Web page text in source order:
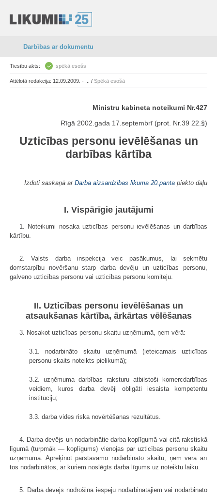
Darbības ar dokumentu
Tiesību akts: spēkā esošs
Attēlotā redakcija: 12.09.2009. - ... / Spēkā esošā
Ministru kabineta noteikumi Nr.427
Rīgā 2002.gada 17.septembrī (prot. Nr.39 22.§)
Uzticības personu ievēlēšanas un
darbības kārtība
Izdoti saskaņā ar Darba aizsardzības likuma 20.panta piekto daļu
I. Vispārīgie jautājumi
1. Noteikumi nosaka uzticības personu ievēlēšanas un darbības
kārtību.
2. Valsts darba inspekcija veic pasākumus, lai sekmētu
domstarpību novēršanu starp darba devēju un uzticības personu,
galveno uzticības personu vai uzticības personu komiteju.
II. Uzticības personu ievēlēšanas un
atsaukšanas kārtība, ārkārtas vēlēšanas
3. Nosakot uzticības personu skaitu uzņēmumā, ņem vērā:
3.1. nodarbināto skaitu uzņēmumā (ieteicamais uzticības
personu skaits noteikts pielikumā);
3.2. uzņēmuma darbības raksturu atbilstoši komercdarbības
veidiem, kuros darba devēji obligāti iesaista kompetentu
institūciju;
3.3. darba vides riska novērtēšanas rezultātus.
4. Darba devējs un nodarbinātie darba koplīgumā vai citā rakstiskā
līgumā (turpmāk — koplīgums) vienojas par uzticības personu skaitu
uzņēmumā. Aprēķinot pārstāvamo nodarbināto skaitu, ņem vērā arī
tos nodarbinātos, ar kuriem noslēgts darba līgums uz noteiktu laiku.
5. Darba devējs nodrošina iespēju nodarbinātajiem vai nodarbināto